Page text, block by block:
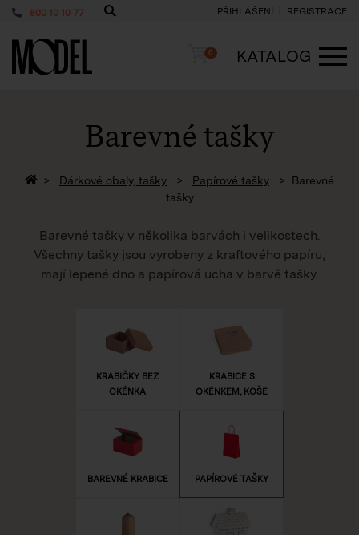
800 10 10 77 PŘIHLÁŠENÍ REGISTRACE
PackShop Košík
0
KATALOG
Barevné tašky
Zpět na homepage
Dárkové obaly, tašky Papírové tašky
Barevné
tašky
Barevné tašky v několika barvách i velikostech.
Všechny tašky jsou vyrobeny z kraftového papíru,
mají lepené dno a papírová ucha v barvě tašky.
KRABIČKY BEZ
OKÉNKA
KRABICE S
OKÉNKEM, KOŠE
BAREVNÉ KRABICE PAPÍROVÉ TAŠKY